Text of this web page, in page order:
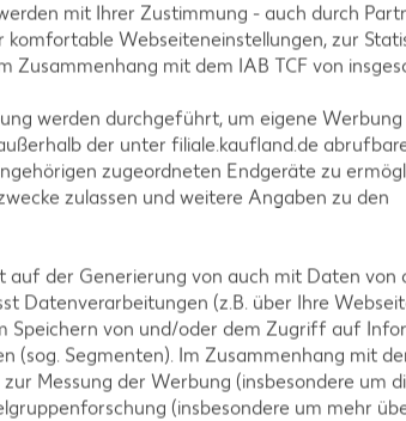
Muffin-Rezepte
Apfelkuchen-Rezepte
Schokokuchen-Rezepte
mit Ihrer Zustimmung - auch durch
komfortable Webseiteneinstellungen, zur
Zusammenhang mit dem IAB TCF von
werden durchgeführt, um eigene
der unter filiale.kaufland.de
zugeordneten Endgeräte zu
zulassen und weitere Angaben zu den
der Generierung von auch mit Daten von
Datenverarbeitungen (z.B. über Ihre
Speichern von und/oder dem Zugriff auf
(sog. Segmenten). Im Zusammenhang mit
Messung der Werbung (insbesondere um
(insbesondere um mehr